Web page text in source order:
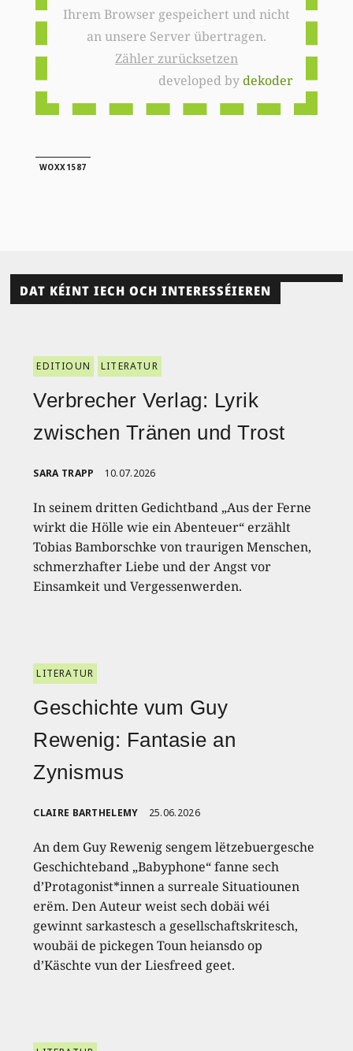
Ihrem Browser gespeichert und nicht
an unsere Server übertragen.
Zähler zurücksetzen
developed bydekoder
WOXX1587
DAT KÉINT IECH OCH INTERESSÉIEREN
EDITIOUN LITERATUR
Verbrecher Verlag: Lyrik
zwischen Tränen und Trost
SARA TRAPP 10.07.2026
In seinem dritten Gedichtband „Aus der Ferne
wirkt die Hölle wie ein Abenteuer“ erzählt
Tobias Bamborschke von traurigen Menschen,
schmerzhafter Liebe und der Angst vor
Einsamkeit und Vergessenwerden.
LITERATUR
Geschichte vum Guy
Rewenig: Fantasie an
Zynismus
CLAIRE BARTHELEMY 25.06.2026
An dem Guy Rewenig sengem lëtzebuergesche
Geschichteband „Babyphone“ fanne sech
d’Protagonist*innen a surreale Situatiounen
erëm. Den Auteur weist sech dobäi wéi
gewinnt sarkastesch a gesellschaftskritesch,
woubäi de pickegen Toun heiansdo op
d’Käschte vun der Liesfreed geet.